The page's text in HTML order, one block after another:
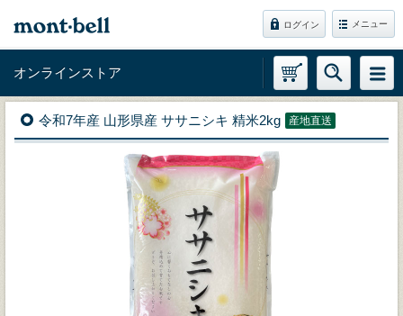
ログイン メニュー
オンラインストア
令和7年産 山形県産 ササニシキ 精米2kg 産地直送